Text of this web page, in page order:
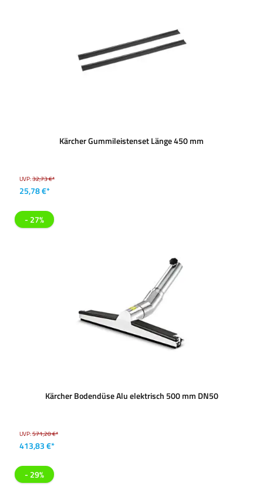
Kärcher Gummileistenset Länge 450 mm
UVP:32,73 €*
25,78 €*
- 27%
Kärcher Bodendüse Alu elektrisch 500 mm DN50
UVP:571,20 €*
413,83 €*
- 29%